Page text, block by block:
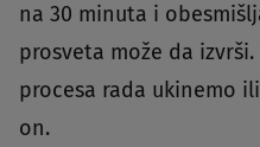
na 30 minuta i
prosveta može da
procesa rada ukinemo
on.